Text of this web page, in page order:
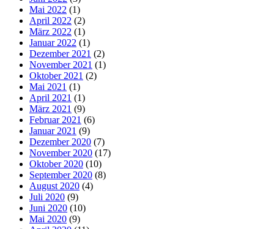
Mai 2022 (1)
April 2022 (2)
März 2022 (1)
Januar 2022 (1)
Dezember 2021 (2)
November 2021 (1)
Oktober 2021 (2)
Mai 2021 (1)
April 2021 (1)
März 2021 (9)
Februar 2021 (6)
Januar 2021 (9)
Dezember 2020 (7)
November 2020 (17)
Oktober 2020 (10)
September 2020 (8)
August 2020 (4)
Juli 2020 (9)
Juni 2020 (10)
Mai 2020 (9)